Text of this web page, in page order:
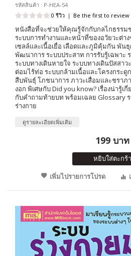
รหัสสินค้า : P-HEA-54
0 รีวิว | Be the first to review
หนังสือที่จะช่วยให้คุณรู้จักกับกลไกธรรม
ระบบการทำงานและหน้าที่ของอวัยวะต่า
เซลล์และเนื้อเยื่อ เลือดและภูมิคุ้มกัน พัน
พัฒนาการ ระบบประสาท การรับรู้เฉพาะ
ระบบทางเดินหายใจ ระบบทางเดินปัสสาว
ต่อมไร้ท่อ ระบบกล้ามเนื้อและโครงกระ
สืบพันธุ์ โภชนาการ ภาวะเสื่อมและชราภา
งอก พิเศษกับ Did you know? เรื่องน่ารู้เ
กับคำถามท้ายบท พร้อมเฉลย Glossary
ร่างกาย
ดูรายละเอียดเพิ่มเติม
199 บาท
หยิบใส่ตะกร้า
เพิ่มไปรายการโปรด